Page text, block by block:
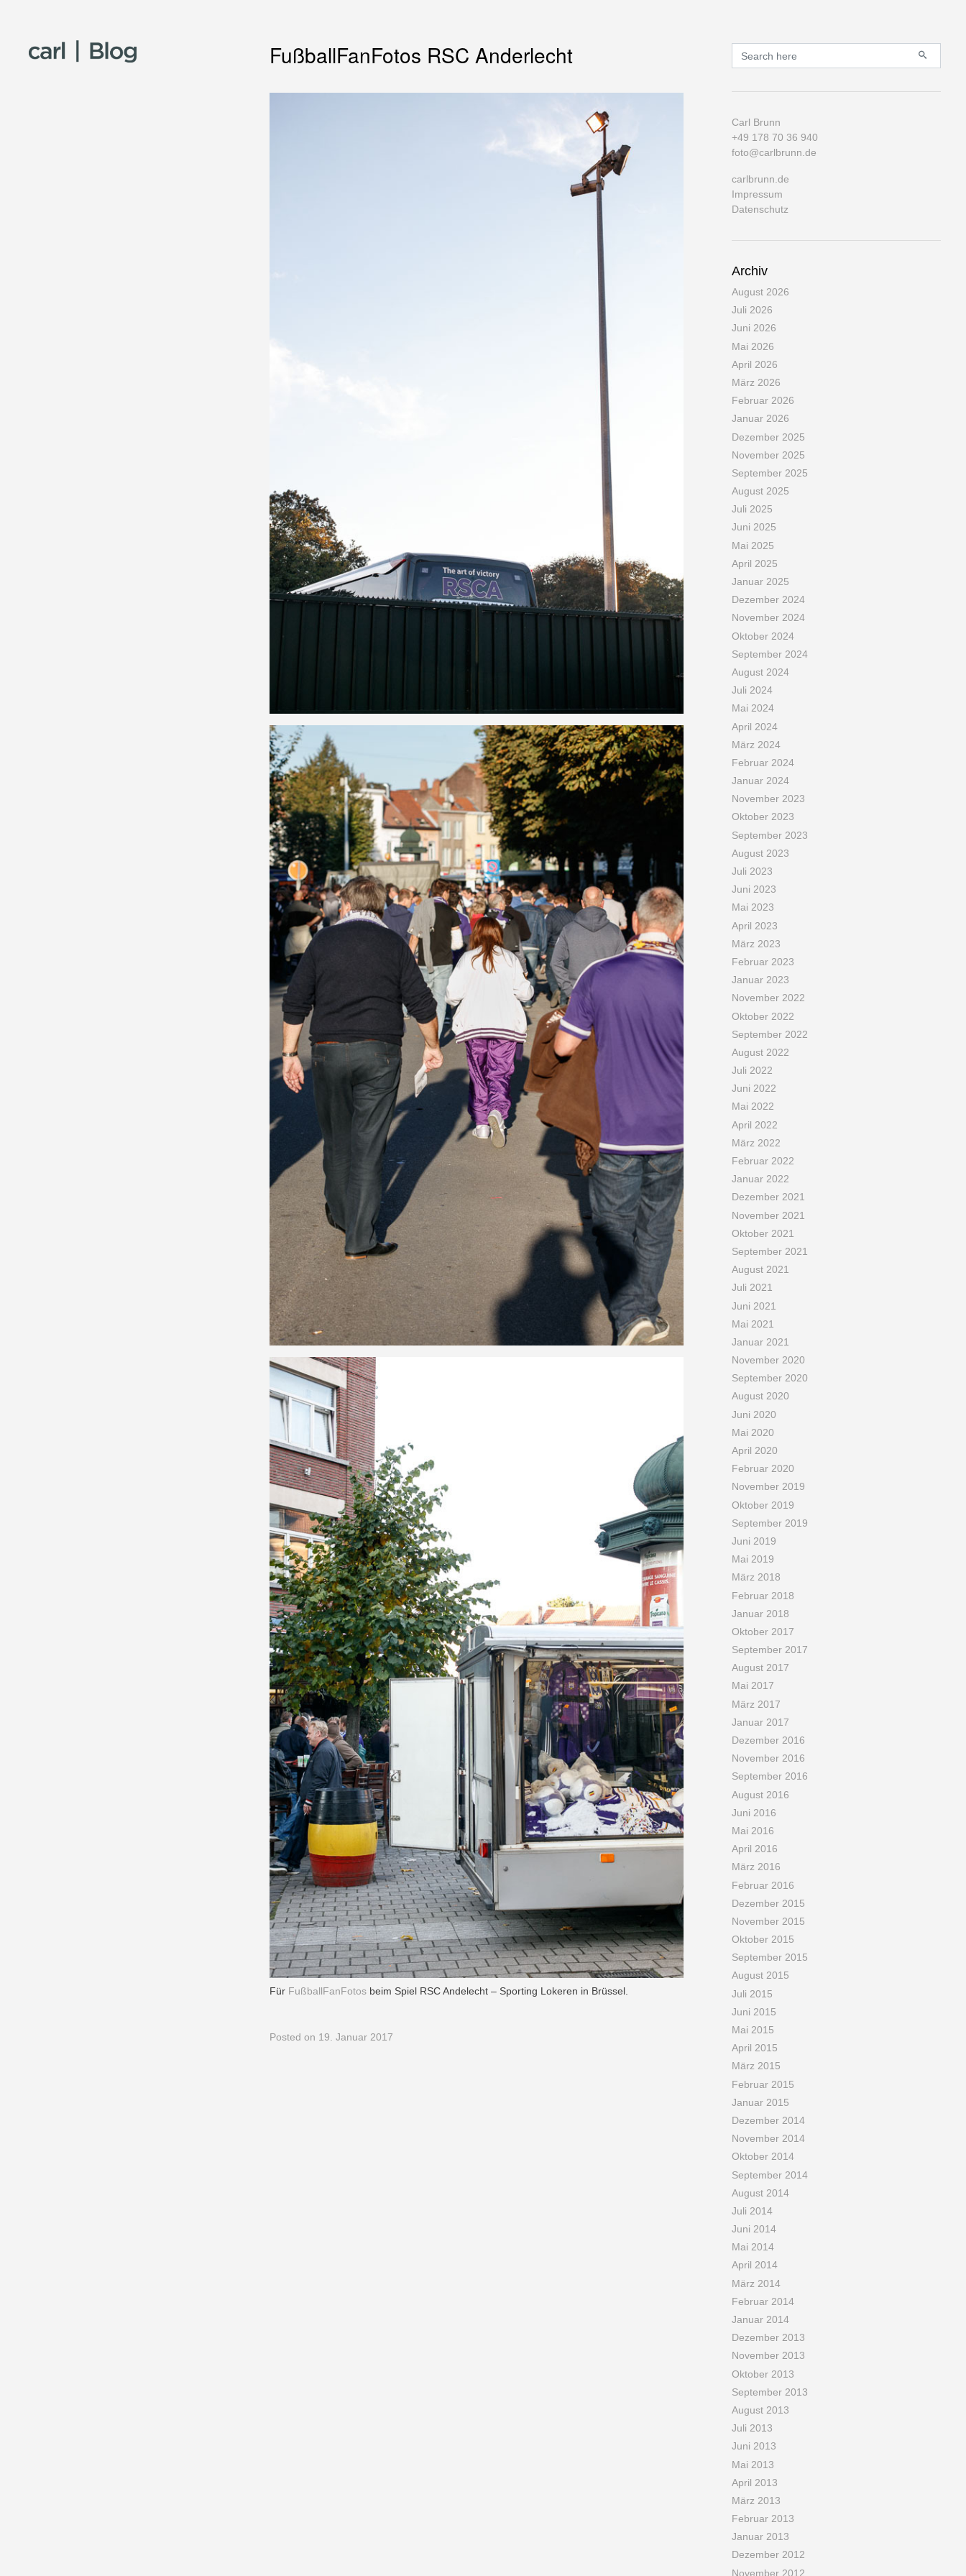
FußballFanFotos RSC Anderlecht
Für FußballFanFotos beim Spiel RSC Andelecht – Sporting Lokeren in Brüssel.
Posted on 19. Januar 2017
Primary
Search for:
Carl Brunn
+49 178 70 36 940
foto@carlbrunn.de
carlbrunn.de
Impressum
Datenschutz
Archiv
August 2026
Juli 2026
Juni 2026
Mai 2026
April 2026
März 2026
Februar 2026
Januar 2026
Dezember 2025
November 2025
September 2025
August 2025
Juli 2025
Juni 2025
Mai 2025
April 2025
Januar 2025
Dezember 2024
November 2024
Oktober 2024
September 2024
August 2024
Juli 2024
Mai 2024
April 2024
März 2024
Februar 2024
Januar 2024
November 2023
Oktober 2023
September 2023
August 2023
Juli 2023
Juni 2023
Mai 2023
April 2023
März 2023
Februar 2023
Januar 2023
November 2022
Oktober 2022
September 2022
August 2022
Juli 2022
Juni 2022
Mai 2022
April 2022
März 2022
Februar 2022
Januar 2022
Dezember 2021
November 2021
Oktober 2021
September 2021
August 2021
Juli 2021
Juni 2021
Mai 2021
Januar 2021
November 2020
September 2020
August 2020
Juni 2020
Mai 2020
April 2020
Februar 2020
November 2019
Oktober 2019
September 2019
Juni 2019
Mai 2019
März 2018
Februar 2018
Januar 2018
Oktober 2017
September 2017
August 2017
Mai 2017
März 2017
Januar 2017
Dezember 2016
November 2016
September 2016
August 2016
Juni 2016
Mai 2016
April 2016
März 2016
Februar 2016
Dezember 2015
November 2015
Oktober 2015
September 2015
August 2015
Juli 2015
Juni 2015
Mai 2015
April 2015
März 2015
Februar 2015
Januar 2015
Dezember 2014
November 2014
Oktober 2014
September 2014
August 2014
Juli 2014
Juni 2014
Mai 2014
April 2014
März 2014
Februar 2014
Januar 2014
Dezember 2013
November 2013
Oktober 2013
September 2013
August 2013
Juli 2013
Juni 2013
Mai 2013
April 2013
März 2013
Februar 2013
Januar 2013
Dezember 2012
November 2012